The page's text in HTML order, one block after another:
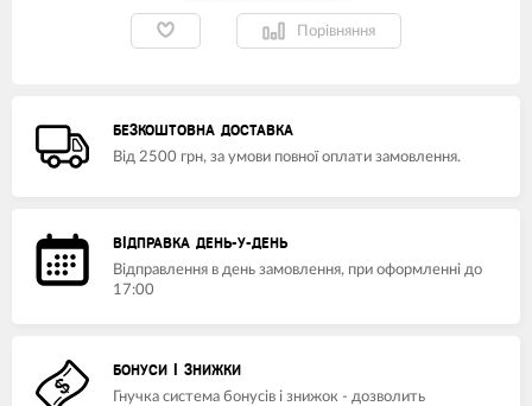
Порівняння
БЕЗКОШТОВНА ДОСТАВКА
Від 2500 грн, за умови повної оплати замовлення.
ВІДПРАВКА ДЕНЬ-У-ДЕНЬ
Відправлення в день замовлення, при оформленні до
17:00
БОНУСИ І ЗНИЖКИ
Гнучка система бонусів і знижок - дозволить